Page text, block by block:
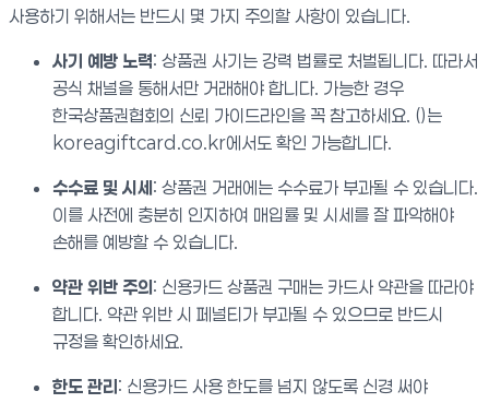
사용하기 위해서는 반드시 몇 가지 주의할 사항이 있습니다.
사기 예방 노력: 상품권 사기는 강력 법률로 처벌됩니다. 따라서
공식 채널을 통해서만 거래해야 합니다. 가능한 경우
한국상품권협회의 신뢰 가이드라인을 꼭 참고하세요. ()는
koreagiftcard.co.kr에서도 확인 가능합니다.
수수료 및 시세: 상품권 거래에는 수수료가 부과될 수 있습니다.
이를 사전에 충분히 인지하여 매입률 및 시세를 잘 파악해야
손해를 예방할 수 있습니다.
약관 위반 주의: 신용카드 상품권 구매는 카드사 약관을 따라야
합니다. 약관 위반 시 페널티가 부과될 수 있으므로 반드시
규정을 확인하세요.
한도 관리: 신용카드 사용 한도를 넘지 않도록 신경 써야